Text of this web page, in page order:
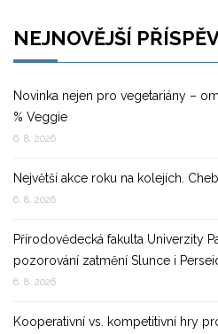
NEJNOVĚJŠÍ
Novinka nejen pro vegetariány –
% Veggie
6. 8. 2026
Největší akce roku na kolejích.
6. 8. 2026
Přírodovědecká fakulta Univerzity
pozorování zatmění Slunce i
6. 8. 2026
Kooperativní vs. kompetitivní hry